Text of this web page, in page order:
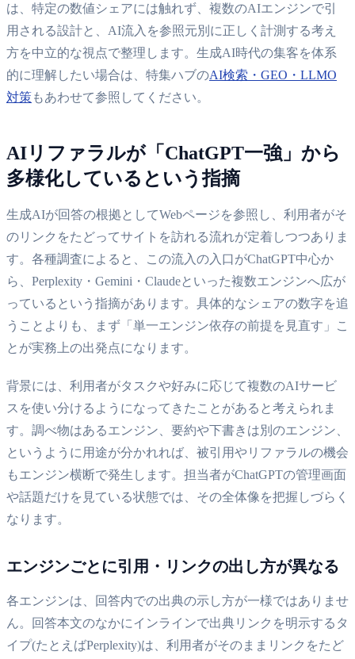
は、特定の数値シェアには触れず、複数のAIエンジンで引
用される設計と、AI流入を参照元別に正しく計測する考え
方を中立的な視点で整理します。生成AI時代の集客を体系
的に理解したい場合は、特集ハブのAI検索・GEO・LLMO
対策もあわせて参照してください。
AIリファラルが「ChatGPT一強」から
多様化しているという指摘
生成AIが回答の根拠としてWebページを参照し、利用者がそ
のリンクをたどってサイトを訪れる流れが定着しつつありま
す。各種調査によると、この流入の入口がChatGPT中心か
ら、Perplexity・Gemini・Claudeといった複数エンジンへ広が
っているという指摘があります。具体的なシェアの数字を追
うことよりも、まず「単一エンジン依存の前提を見直す」こ
とが実務上の出発点になります。
背景には、利用者がタスクや好みに応じて複数のAIサービ
スを使い分けるようになってきたことがあると考えられま
す。調べ物はあるエンジン、要約や下書きは別のエンジン、
というように用途が分かれれば、被引用やリファラルの機会
もエンジン横断で発生します。担当者がChatGPTの管理画面
や話題だけを見ている状態では、その全体像を把握しづらく
なります。
エンジンごとに引用・リンクの出し方が異なる
各エンジンは、回答内での出典の示し方が一様ではありませ
ん。回答本文のなかにインラインで出典リンクを明示するタ
イプ(たとえばPerplexity)は、利用者がそのままリンクをたど